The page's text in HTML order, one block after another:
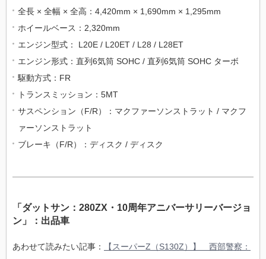
全長 × 全幅 × 全高：4,420mm × 1,690mm × 1,295mm
ホイールベース：2,320mm
エンジン型式： L20E / L20ET / L28 / L28ET
エンジン形式：直列6気筒 SOHC / 直列6気筒 SOHC ターボ
駆動方式：FR
トランスミッション：5MT
サスペンション（F/R）：マクファーソンストラット / マクフ
ァーソンストラット
ブレーキ（F/R）：ディスク / ディスク
「ダットサン：280ZX・10周年アニバーサリーバージョ
ン」：出品車
あわせて読みたい記事： 【スーパーZ（S130Z）】 西部警察：